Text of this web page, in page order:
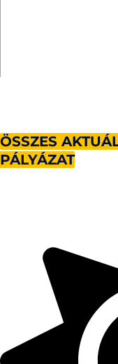
ÖSSZES
PÁLYÁZAT